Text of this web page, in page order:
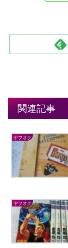
関連記事
ヤフオク
ヤフオク